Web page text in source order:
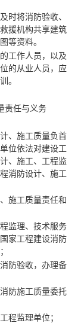
时将消防验收、
援机构共享建筑
等资料。
工作人员，以及
的从业人员，应
。
责任与义务
、施工质量负首
位依法对建设工
、施工、工程监
消防设计、施工
施工质量责任和
监理、技术服务
家工程建设消防
防验收，办理备
防施工质量委托
程监理单位；